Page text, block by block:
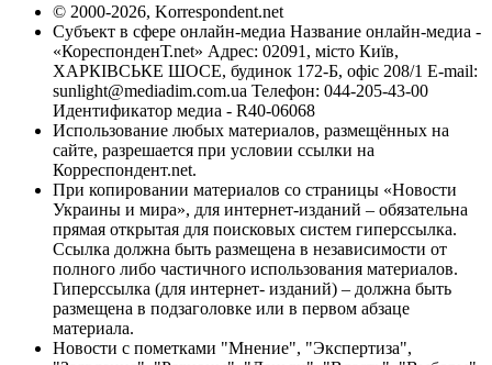
© 2000-2026, Korrespondent.net
Субъект в сфере онлайн-медиа Название онлайн-медиа -
«КореспонденТ.net» Адрес: 02091, місто Київ,
ХАРКІВСЬКЕ ШОСЕ, будинок 172-Б, офіс 208/1 E-mail:
sunlight@mediadim.com.ua Телефон: 044-205-43-00
Идентификатор медиа - R40-06068
Использование любых материалов, размещённых на
сайте, разрешается при условии ссылки на
Корреспондент.net.
При копировании материалов со страницы «Новости
Украины и мира», для интернет-изданий – обязательна
прямая открытая для поисковых систем гиперссылка.
Ссылка должна быть размещена в независимости от
полного либо частичного использования материалов.
Гиперссылка (для интернет- изданий) – должна быть
размещена в подзаголовке или в первом абзаце
материала.
Новости с пометками "Мнение", "Экспертиза",